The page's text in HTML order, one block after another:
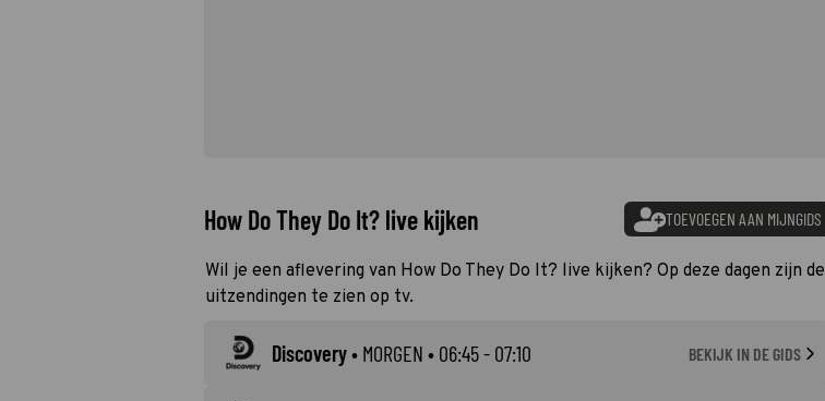
How Do They Do It? live kijken TOEVOEGEN AAN MIJNGIDS
Wil je een aflevering van How Do They Do It? live kijken? Op deze dagen zijn de
uitzendingen te zien op tv.
Discovery• MORGEN • 06:45 - 07:10 BEKIJK IN DE GIDS